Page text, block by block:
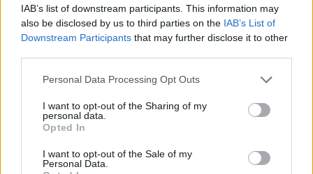
IAB’s list of downstream participants. This information may
also be disclosed by us to third parties on the IAB’s List of
Downstream Participants that may further disclose it to other
Personal Data Processing Opt Outs
I want to opt-out of the Sharing of my
personal data.
Opted In
I want to opt-out of the Sale of my
Personal Data.
21:31
Μεταναστευτικό: Σύλληψη 18χρονου διακινητή για την